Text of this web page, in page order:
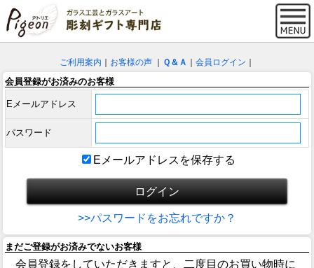
ご利用案内 お客様の声 Ｑ＆Ａ 会員ログイン
会員登録がお済みのお客様
Eメールアドレス
パスワード
Eメールアドレスを保存する
>>パスワードをお忘れですか？
まだご登録がお済みでないお客様
会員登録をしていただきますと、二度目のお買い物時に